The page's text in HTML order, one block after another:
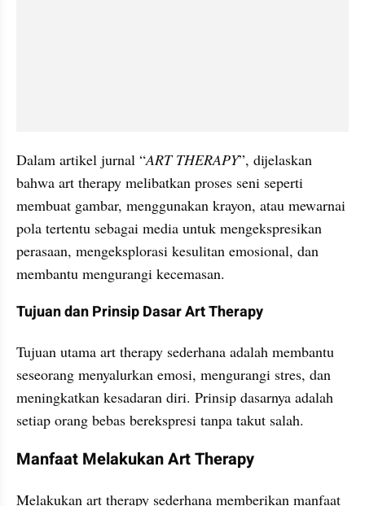
Dalam artikel jurnal “ART THERAPY”, dijelaskan
bahwa art therapy melibatkan proses seni seperti
membuat gambar, menggunakan krayon, atau mewarnai
pola tertentu sebagai media untuk mengekspresikan
perasaan, mengeksplorasi kesulitan emosional, dan
membantu mengurangi kecemasan.
Tujuan dan Prinsip Dasar Art Therapy
Tujuan utama art therapy sederhana adalah membantu
seseorang menyalurkan emosi, mengurangi stres, dan
meningkatkan kesadaran diri. Prinsip dasarnya adalah
setiap orang bebas berekspresi tanpa takut salah.
Manfaat Melakukan Art Therapy
Melakukan art therapy sederhana memberikan manfaat